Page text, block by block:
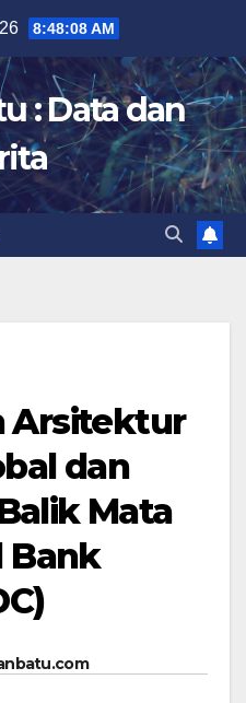
8:48:09 AM
: Data dan
Arsitektur
dan
Mata
Bank